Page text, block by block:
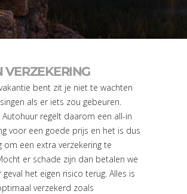
VERZEKERING
bent zit je niet te wachten
als er iets zou gebeuren.
Autohuur regelt daarom een all-in
voor een goede prijs en het is dus
om een extra verzekering te
er schade zijn dan betalen we
geval het eigen risico terug. Alles is
verzekerd zoals